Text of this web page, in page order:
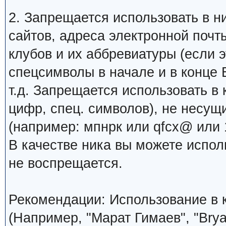
2. Запрещается использовать в
сайтов, адреса электронной
клубов и их аббревиатуры (если
спецсимволы в начале и в
т.д. Запрещается использовать
цифр, спец. символов), не
(например: мпнрк или qfcx@ или
В качестве ника вы можете
не воспрещается.
Рекомендации: Использование в
(Например, "Марат Гимаев",